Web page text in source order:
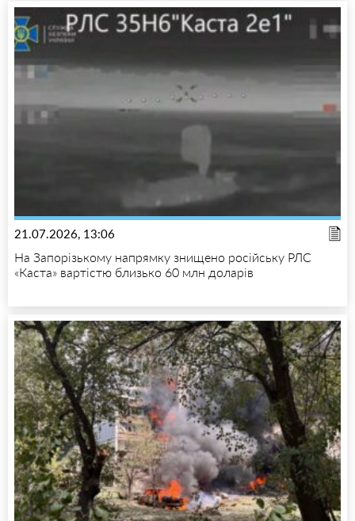
21.07.2026, 13:06
На Запорізькому напрямку знищено російську РЛС
«Каста» вартістю близько 60 млн доларів